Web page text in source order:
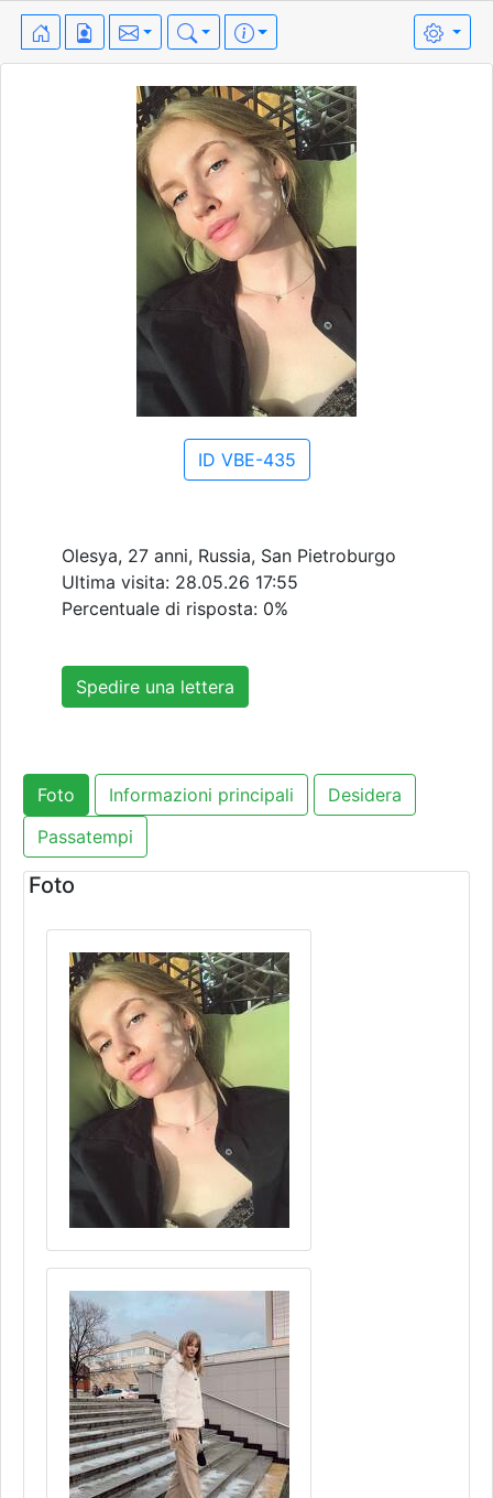
ID VBE-435
Olesya, 27 anni, Russia, San Pietroburgo
Ultima visita: 28.05.26 17:55
Percentuale di risposta: 0%
Spedire una lettera
Foto Informazioni principali
Desidera
Passatempi
Foto